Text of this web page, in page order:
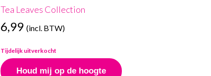
Tea Leaves Collection
6,99 (incl. BTW)
Tijdelijk uitverkocht
Houd mij op de hoogte